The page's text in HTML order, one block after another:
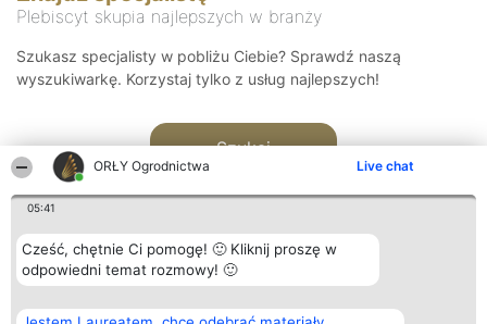
ORŁY Ogrodnictwa Live chat
05:41
Cześć, chętnie Ci pomogę! 🙂 Kliknij proszę w
odpowiedni temat rozmowy! 🙂
Plebiscyt skupia najlepszych w branży
Szukasz specjalisty w pobliżu Ciebie? Sprawdź naszą
wyszukiwarkę. Korzystaj tylko z usług najlepszych!
Szukaj
Organizator plebiscytu Plebiscyt Kontakt